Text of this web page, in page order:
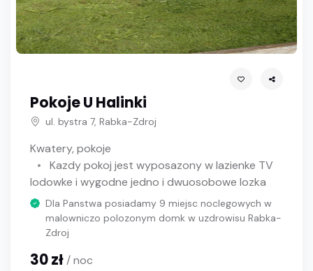
Pokoje U Halinki
ul. bystra 7, Rabka-Zdroj
Kwatery, pokoje
Kazdy pokoj jest wyposazony w lazienke TV
lodowke i wygodne jedno i dwuosobowe lozka
Dla Panstwa posiadamy 9 miejsc noclegowych w
malowniczo polozonym domk w uzdrowisu Rabka-
Zdroj
30 zł / noc